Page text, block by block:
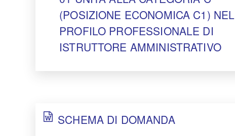
(POSIZIONE ECONOMICA C1) NEL
PROFILO PROFESSIONALE DI
ISTRUTTORE AMMINISTRATIVO
SCHEMA DI DOMANDA